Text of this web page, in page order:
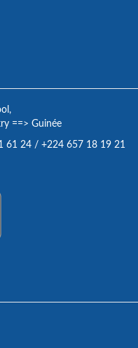
==> Guinée
61 24 / +224 657 18 19 21